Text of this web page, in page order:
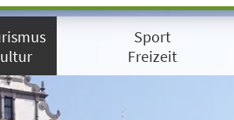
Sport
Freizeit